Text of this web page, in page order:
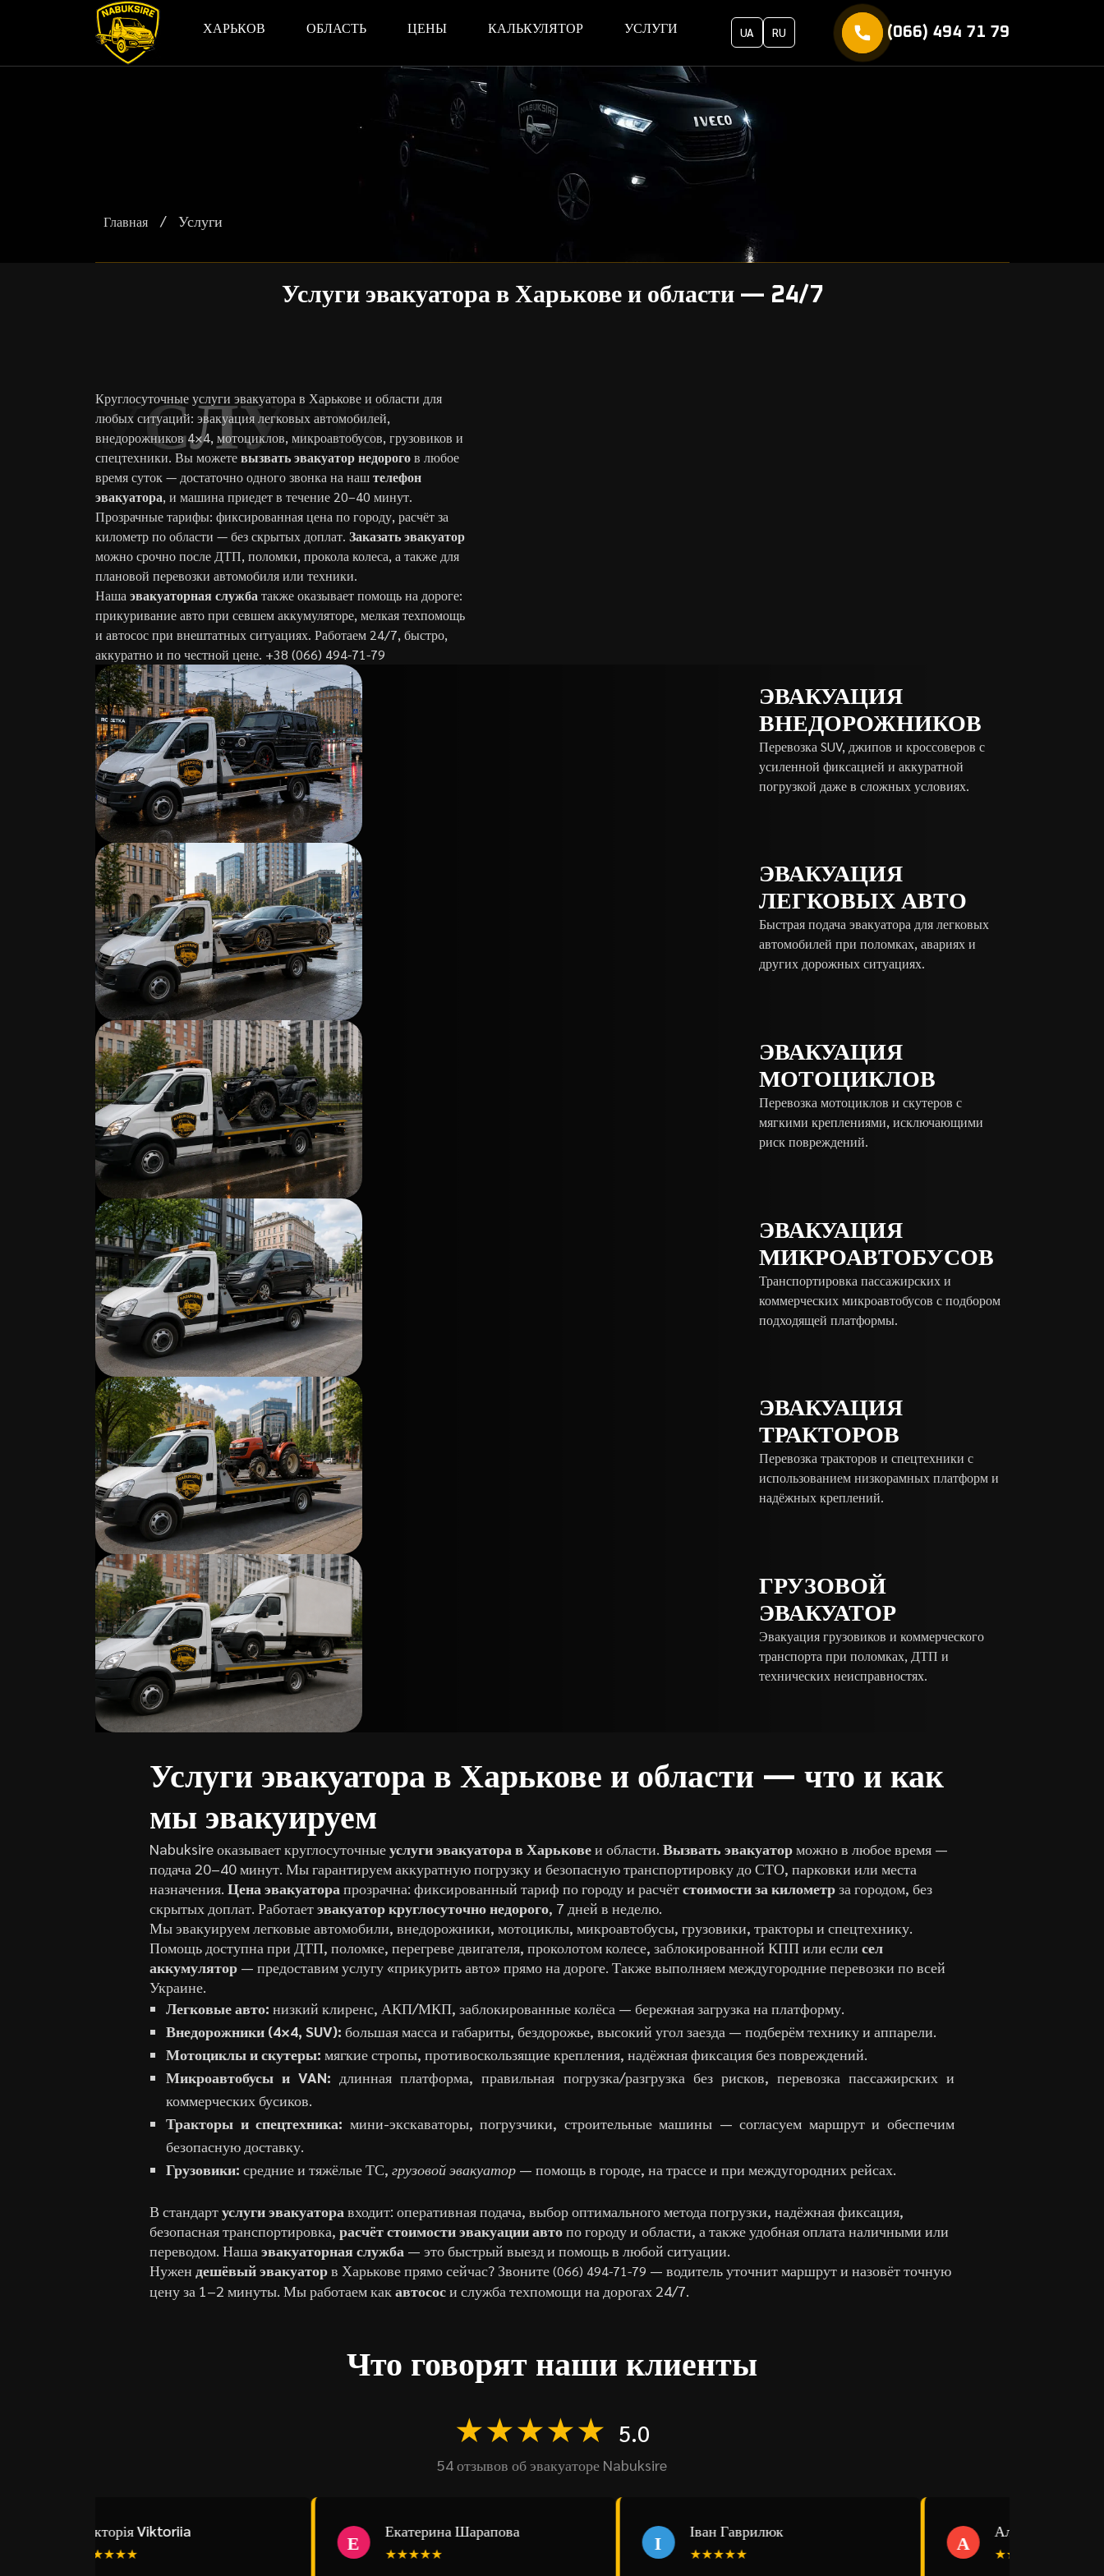
ХАРЬКОВ ОБЛАСТЬ ЦЕНЫ КАЛЬКУЛЯТОР УСЛУГИ UA RU (066) 494 71 79
Главная / Услуги
Услуги эвакуатора в Харькове и области — 24/7
ЭВАКУАЦИЯ
ВНЕДОРОЖНИКОВ
Перевозка SUV, джипов и кроссоверов с
усиленной фиксацией и аккуратной
погрузкой даже в сложных условиях.
ЭВАКУАЦИЯ
ЛЕГКОВЫХ АВТО
Быстрая подача эвакуатора для легковых
автомобилей при поломках, авариях и
других дорожных ситуациях.
ЭВАКУАЦИЯ
МОТОЦИКЛОВ
Перевозка мотоциклов и скутеров с
мягкими креплениями, исключающими
риск повреждений.
ЭВАКУАЦИЯ
МИКРОАВТОБУСОВ
Транспортировка пассажирских и
коммерческих микроавтобусов с подбором
подходящей платформы.
ЭВАКУАЦИЯ
ТРАКТОРОВ
Перевозка тракторов и спецтехники с
использованием низкорамных платформ и
надёжных креплений.
ГРУЗОВОЙ
ЭВАКУАТОР
Эвакуация грузовиков и коммерческого
транспорта при поломках, ДТП и
технических неисправностях.
УСЛУГИ
Круглосуточные услуги эвакуатора в Харькове и области для
любых ситуаций: эвакуация легковых автомобилей,
внедорожников 4×4, мотоциклов, микроавтобусов, грузовиков и
спецтехники. Вы можетевызвать эвакуатор недорогов любое
время суток — достаточно одного звонка на наштелефон
эвакуатора, и машина приедет в течение 20–40 минут.
Прозрачные тарифы: фиксированная цена по городу, расчёт за
километр по области — без скрытых доплат. Заказать эвакуатор
можно срочно после ДТП, поломки, прокола колеса, а также для
плановой перевозки автомобиля или техники.
Наша эвакуаторная служба также оказывает помощь на дороге:
прикуривание авто при севшем аккумуляторе, мелкая техпомощь
и автосос при внештатных ситуациях. Работаем 24/7, быстро,
аккуратно и по честной цене. +38 (066) 494-71-79
Услуги эвакуатора в Харькове и области — что и как
мы эвакуируем
Nabuksire оказывает круглосуточныеуслуги эвакуатора в Харьковеи области. Вызвать эвакуаторможно в любое время —
подача 20–40 минут. Мы гарантируем аккуратную погрузку и безопасную транспортировку до СТО, парковки или места
назначения. Цена эвакуатора прозрачна: фиксированный тариф по городу и расчётстоимости за километр за городом, без
скрытых доплат. Работаетэвакуатор круглосуточно недорого, 7 дней в неделю.
Мы эвакуируем легковые автомобили, внедорожники, мотоциклы, микроавтобусы, грузовики, тракторы и спецтехнику.
Помощь доступна при ДТП, поломке, перегреве двигателя, проколотом колесе, заблокированной КПП или если сел
аккумулятор — предоставим услугу «прикурить авто» прямо на дороге. Также выполняем междугородние перевозки по всей
Украине.
Легковые авто: низкий клиренс, АКП/МКП, заблокированные колёса — бережная загрузка на платформу.
Внедорожники (4×4, SUV): большая масса и габариты, бездорожье, высокий угол заезда — подберём технику и аппарели.
Мотоциклы и скутеры: мягкие стропы, противоскользящие крепления, надёжная фиксация без повреждений.
Микроавтобусы и VAN: длинная платформа, правильная погрузка/разгрузка без рисков, перевозка пассажирских и
коммерческих бусиков.
Тракторы и спецтехника: мини-экскаваторы, погрузчики, строительные машины — согласуем маршрут и обеспечим
безопасную доставку.
Грузовики: средние и тяжёлые ТС, грузовой эвакуатор — помощь в городе, на трассе и при междугородних рейсах.
В стандартуслуги эвакуатора входит: оперативная подача, выбор оптимального метода погрузки, надёжная фиксация,
безопасная транспортировка, расчёт стоимости эвакуации автопо городу и области, а также удобная оплата наличными или
переводом. Наша эвакуаторная служба — это быстрый выезд и помощь в любой ситуации.
Нужен дешёвый эвакуаторв Харькове прямо сейчас? Звоните(066) 494-71-79 — водитель уточнит маршрут и назовёт точную
цену за 1–2 минуты. Мы работаем какавтососи служба техпомощи на дорогах 24/7.
Что говорят наши клиенты
★★★★★ 5.0
54 отзывов об эвакуаторе Nabuksire
Вікторія Viktoriia
★★★★★
Екатерина Шарапова
★★★★★
Іван Гаврилюк
★★★★★
Александр
★★★★★